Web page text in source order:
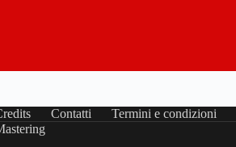
Contatti Termini e condizioni